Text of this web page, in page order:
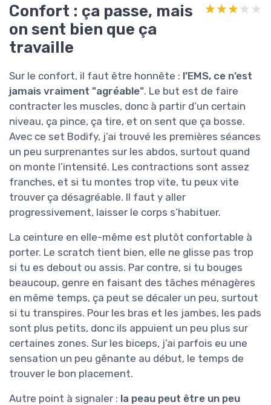
Confort : ça passe, mais
on sent bien que ça
travaille
★★★★★
★★★★★
Sur le confort, il faut être honnête : l’EMS, ce n’est
jamais vraiment "agréable". Le but est de faire
contracter les muscles, donc à partir d’un certain
niveau, ça pince, ça tire, et on sent que ça bosse.
Avec ce set Bodify, j’ai trouvé les premières séances
un peu surprenantes sur les abdos, surtout quand
on monte l’intensité. Les contractions sont assez
franches, et si tu montes trop vite, tu peux vite
trouver ça désagréable. Il faut y aller
progressivement, laisser le corps s’habituer.
La ceinture en elle-même est plutôt confortable à
porter. Le scratch tient bien, elle ne glisse pas trop
si tu es debout ou assis. Par contre, si tu bouges
beaucoup, genre en faisant des tâches ménagères
en même temps, ça peut se décaler un peu, surtout
si tu transpires. Pour les bras et les jambes, les pads
sont plus petits, donc ils appuient un peu plus sur
certaines zones. Sur les biceps, j’ai parfois eu une
sensation un peu gênante au début, le temps de
trouver le bon placement.
Autre point à signaler : la peau peut être un peu